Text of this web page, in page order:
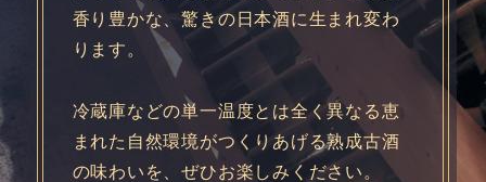
香り豊かな、驚きの日本酒に生まれ変わ
ります。
冷蔵庫などの単一温度とは全く異なる恵
まれた自然環境がつくりあげる熟成古酒
の味わいを、ぜひお楽しみください。